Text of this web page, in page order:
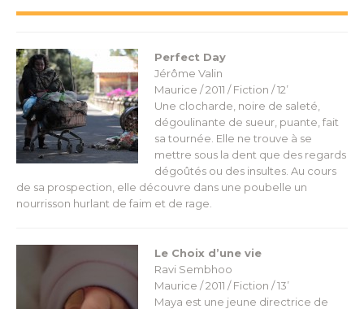
Perfect Day
Jérôme Valin
Maurice / 2011 / Fiction / 12’
Une clocharde, noire de saleté,
dégoulinante de sueur, puante, fait
sa tournée. Elle ne trouve à se
mettre sous la dent que des regards
dégoûtés ou des insultes. Au cours
de sa prospection, elle découvre dans une poubelle un
nourrisson hurlant de faim et de rage.
Le Choix d’une vie
Ravi Sembhoo
Maurice / 2011 / Fiction / 13’
Maya est une jeune directrice de